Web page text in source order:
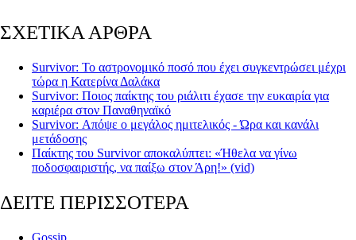
ΣΧΕΤΙΚΑ ΑΡΘΡΑ
Survivor: Το αστρονομικό ποσό που έχει συγκεντρώσει μέχρι
τώρα η Κατερίνα Δαλάκα
Survivor: Ποιος παίκτης του ριάλιτι έχασε την ευκαιρία για
καριέρα στον Παναθηναϊκό
Survivor: Απόψε ο μεγάλος ημιτελικός - Ώρα και κανάλι
μετάδοσης
Παίκτης του Survivor αποκαλύπτει: «Ήθελα να γίνω
ποδοσφαιριστής, να παίξω στον Άρη!» (vid)
ΔΕΙΤΕ ΠΕΡΙΣΣΟΤΕΡΑ
Gossip